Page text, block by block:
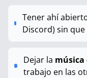
Tener ahí
Discord) sin
Dejar la música
trabajo en las